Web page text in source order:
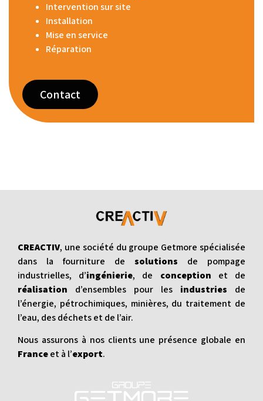
Intervention sur site
Installation
Mise en service
Réparation
Contact
CREACTIV, une société du groupe Getmore spécialisée
dans la fourniture de solutions de pompage
industrielles, d’ingénierie, de conception et de
réalisation d’ensembles pour les industries de
l’énergie, pétrochimiques, minières, du traitement de
l’eau, des déchets et de l’air.
Nous assurons à nos clients une présence globale en
Franceet à l’export.